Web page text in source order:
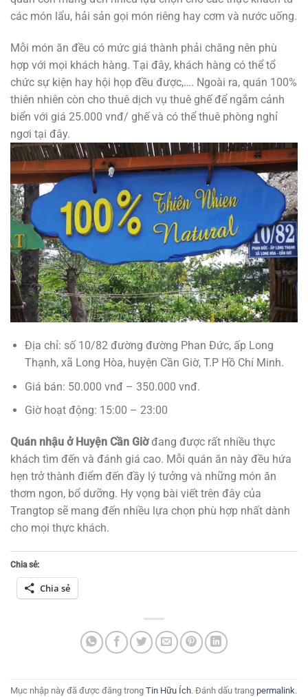
các món lẩu, hải sản gọi món riêng hay cơm và nước uống.
Mỗi món ăn đều có mức giá thành phải chăng nên phù
hợp với mọi khách hàng. Tại đây, khách hàng có thể tổ
chức sự kiện hay hội họp đều được,…. Ngoài ra, quán 100%
thiên nhiên còn cho thuê dịch vụ thuê ghế để ngắm cảnh
biển với giá 25.000 vnđ/ ghế và có thể thuê phòng nghỉ
ngơi tại đây.
Địa chỉ: số 10/82 đường đường Phan Đức, ấp Long
Thạnh, xã Long Hòa, huyện Cần Giờ, T.P Hồ Chí Minh.
Giá bán: 50.000 vnđ – 350.000 vnđ.
Giờ hoạt động: 15:00 – 23:00
Quán nhậu ở Huyện Cần Giờđang được rất nhiều thực
khách tìm đến và đánh giá cao. Mỗi quán ăn này đều hứa
hẹn trở thành điểm đến đầy lý tưởng và những món ăn
thơm ngon, bổ dưỡng. Hy vọng bài viết trên đây của
Trangtop sẽ mang đến nhiều lựa chọn phù hợp nhất dành
cho mọi thực khách.
Chia sẻ:
Chia sẻ
Mục nhập này đã được đăng trong Tin Hữu Ích. Đánh dấu trang permalink.